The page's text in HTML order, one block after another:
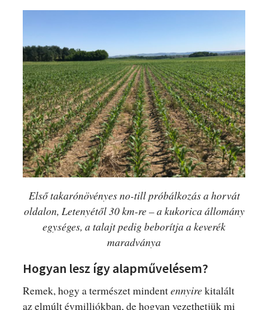
Első takarónövényes no-till próbálkozás a horvát
oldalon, Letenyétől 30 km-re – a kukorica állomány
egységes, a talajt pedig beborítja a keverék
maradványa
Hogyan lesz így alapművelésem?
Remek, hogy a természet mindentennyirekitalált
az elmúlt évmilliókban, de hogyan vezethetjük mi